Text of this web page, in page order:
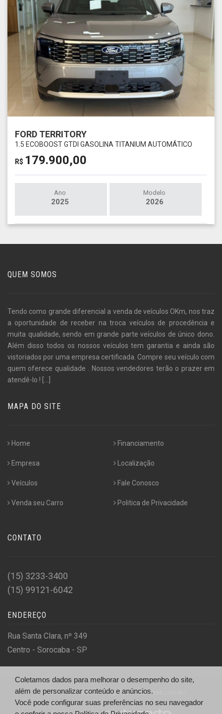
FORD TERRITORY
1.5 ECOBOOST GTDI GASOLINA TITANIUM AUTOMÁTICO
R$ 179.900,00
Ano
2025
Modelo
2026
QUEM SOMOS
Tendo como grande diferencial a venda de veículos OKm, nos traz
a oportunidade de receber na troca veículos de procedência e
muita qualidade, sendo em grande parte veículos de único dono.
Além disso todos os nossos veículos tem garantia e ainda são
vistoriados por uma empresa certificada. Compre seu veículo com
quem oferece qualidade . Nossos vendedores terão o prazer em
atendê-lo !
MAPA DO SITE
Home
Empresa
Veículos
Venda seu Carro
Financiamento
Localização
Fale Conosco
Politica de Privacidade
CONTATO
(15) 3233-3400
(15) 99121-6042
ENDEREÇO
Rua Santa Clara, nº 349
Centro - Sorocaba - SP
© Santa Clara Veículos - http://santaclaraweb.com.br/
Coletamos dados para melhorar o desempenho do site,
além de personalizar conteúdo e anúncios.
Você pode configurar suas preferências no seu navegador